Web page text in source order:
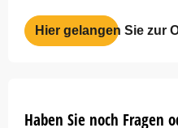
Hier gelangen Sie zur
Haben Sie noch Fragen